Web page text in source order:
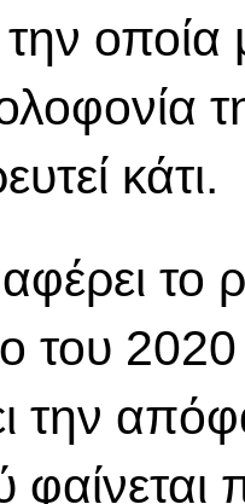
οποία
κάτι.
το
του
την
φαίνεται